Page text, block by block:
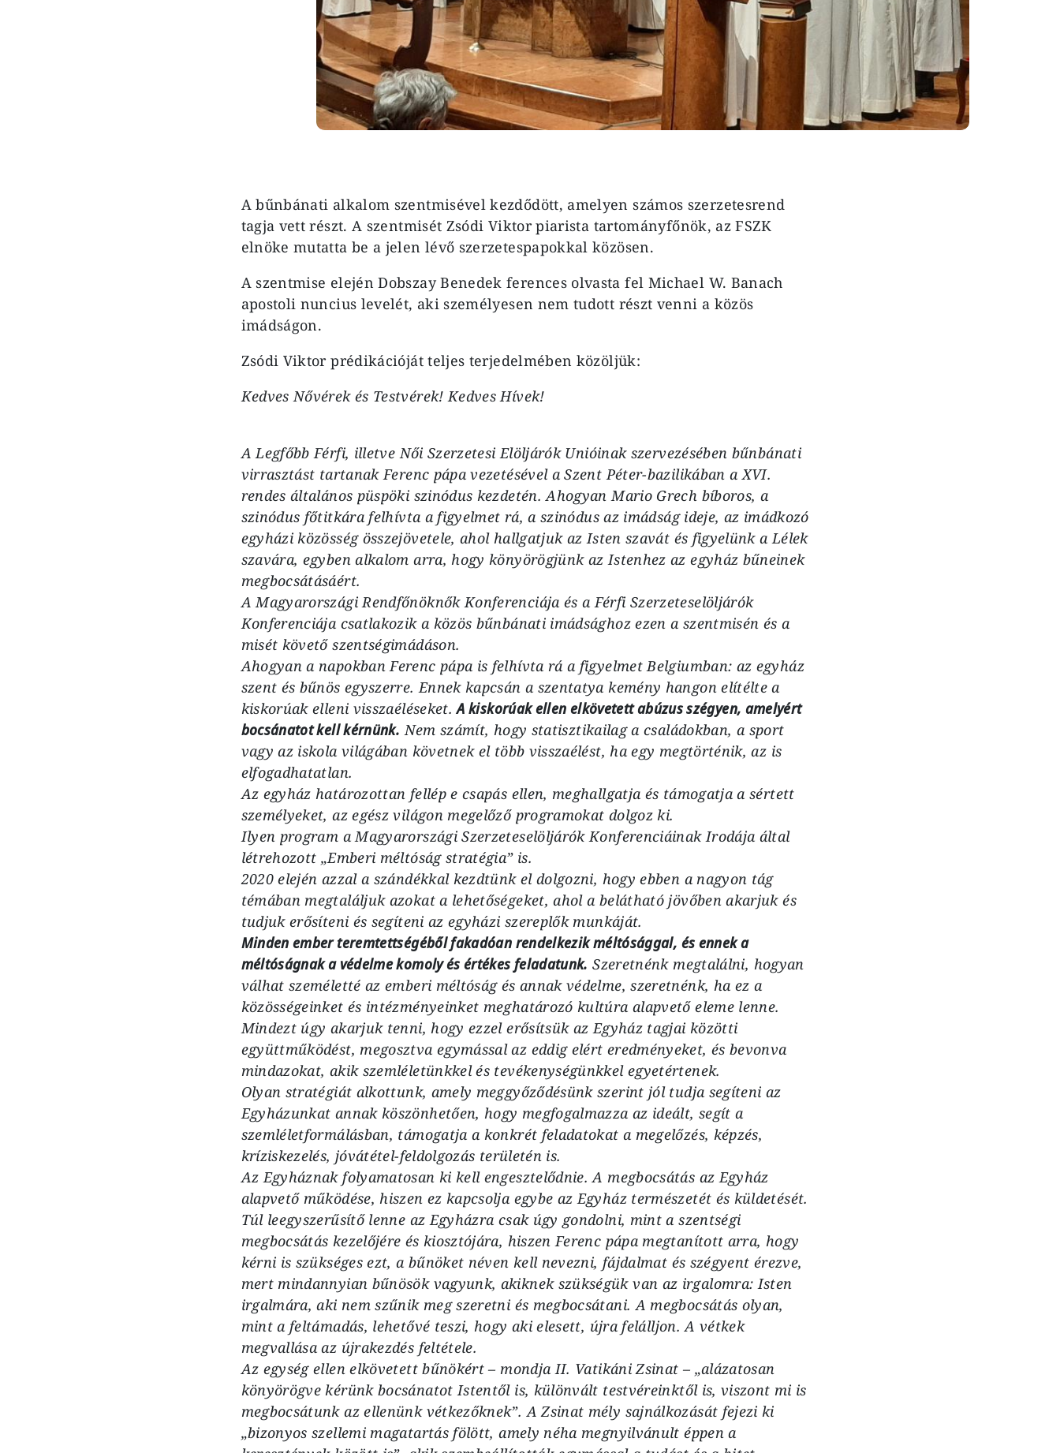
A bűnbánati alkalom szentmisével kezdődött, amelyen számos szerzetesrend
tagja vett részt. A szentmisét Zsódi Viktor piarista tartományfőnök, az FSZK
elnöke mutatta be a jelen lévő szerzetespapokkal közösen.
A szentmise elején Dobszay Benedek ferences olvasta fel Michael W. Banach
apostoli nuncius levelét, aki személyesen nem tudott részt venni a közös
imádságon.
Zsódi Viktor prédikációját teljes terjedelmében közöljük:
Kedves Nővérek és Testvérek! Kedves Hívek!
A Legfőbb Férfi, illetve Női Szerzetesi Elöljárók Unióinak szervezésében bűnbánati
virrasztást tartanak Ferenc pápa vezetésével a Szent Péter-bazilikában a XVI.
rendes általános püspöki szinódus kezdetén. Ahogyan Mario Grech bíboros, a
szinódus főtitkára felhívta a figyelmet rá, a szinódus az imádság ideje, az imádkozó
egyházi közösség összejövetele, ahol hallgatjuk az Isten szavát és figyelünk a Lélek
szavára, egyben alkalom arra, hogy könyörögjünk az Istenhez az egyház bűneinek
megbocsátásáért.
A Magyarországi Rendfőnöknők Konferenciája és a Férfi Szerzeteselöljárók
Konferenciája csatlakozik a közös bűnbánati imádsághoz ezen a szentmisén és a
misét követő szentségimádáson.
Ahogyan a napokban Ferenc pápa is felhívta rá a figyelmet Belgiumban: az egyház
szent és bűnös egyszerre. Ennek kapcsán a szentatya kemény hangon elítélte a
kiskorúak elleni visszaéléseket.A kiskorúak ellen elkövetett abúzus szégyen, amelyért
bocsánatot kell kérnünk. Nem számít, hogy statisztikailag a családokban, a sport
vagy az iskola világában követnek el több visszaélést, ha egy megtörténik, az is
elfogadhatatlan.
Az egyház határozottan fellép e csapás ellen, meghallgatja és támogatja a sértett
személyeket, az egész világon megelőző programokat dolgoz ki.
Ilyen program a Magyarországi Szerzeteselöljárók Konferenciáinak Irodája által
létrehozott „Emberi méltóság stratégia” is.
2020 elején azzal a szándékkal kezdtünk el dolgozni, hogy ebben a nagyon tág
témában megtaláljuk azokat a lehetőségeket, ahol a belátható jövőben akarjuk és
tudjuk erősíteni és segíteni az egyházi szereplők munkáját.
Minden ember teremtettségéből fakadóan rendelkezik méltósággal, és ennek a
méltóságnak a védelme komoly és értékes feladatunk. Szeretnénk megtalálni, hogyan
válhat személetté az emberi méltóság és annak védelme, szeretnénk, ha ez a
közösségeinket és intézményeinket meghatározó kultúra alapvető eleme lenne.
Mindezt úgy akarjuk tenni, hogy ezzel erősítsük az Egyház tagjai közötti
együttműködést, megosztva egymással az eddig elért eredményeket, és bevonva
mindazokat, akik szemléletünkkel és tevékenységünkkel egyetértenek.
Olyan stratégiát alkottunk, amely meggyőződésünk szerint jól tudja segíteni az
Egyházunkat annak köszönhetően, hogy megfogalmazza az ideált, segít a
szemléletformálásban, támogatja a konkrét feladatokat a megelőzés, képzés,
kríziskezelés, jóvátétel-feldolgozás területén is.
Az Egyháznak folyamatosan ki kell engesztelődnie. A megbocsátás az Egyház
alapvető működése, hiszen ez kapcsolja egybe az Egyház természetét és küldetését.
Túl leegyszerűsítő lenne az Egyházra csak úgy gondolni, mint a szentségi
megbocsátás kezelőjére és kiosztójára, hiszen Ferenc pápa megtanított arra, hogy
kérni is szükséges ezt, a bűnöket néven kell nevezni, fájdalmat és szégyent érezve,
mert mindannyian bűnösök vagyunk, akiknek szükségük van az irgalomra: Isten
irgalmára, aki nem szűnik meg szeretni és megbocsátani. A megbocsátás olyan,
mint a feltámadás, lehetővé teszi, hogy aki elesett, újra felálljon. A vétkek
megvallása az újrakezdés feltétele.
Az egység ellen elkövetett bűnökért – mondja II. Vatikáni Zsinat – „alázatosan
könyörögve kérünk bocsánatot Istentől is, különvált testvéreinktől is, viszont mi is
megbocsátunk az ellenünk vétkezőknek”. A Zsinat mély sajnálkozását fejezi ki
„bizonyos szellemi magatartás fölött, amely néha megnyilvánult éppen a